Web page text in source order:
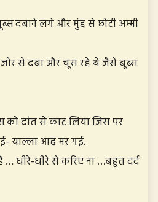
दबाने लगे और मुंह से छोटी अम्मी
से दबा और चूस रहे थे जैसे बूब्स
को दांत से काट लिया जिस पर
याल्ला आह मर गई.
… धीरे-धीरे से करिए ना …बहुत दर्द